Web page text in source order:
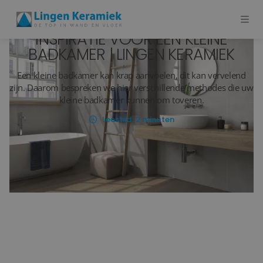
BADKAMERTEGELS
VLOERTEGELS
PVC
MEER PRODUCTEN
SHOWROOM BEZOEKEN
INSPIRATIE VOOR EEN KLEINE
BADKAMER | LINGEN KERAMIEK
Een kleine badkamer kan krap aanvoelen, dit kan vervelend
zijn. Daarom bespreken we hier verschillende methodes die uw
kleine badkamer kunnen om toveren.
Leestijd: 2 minuten